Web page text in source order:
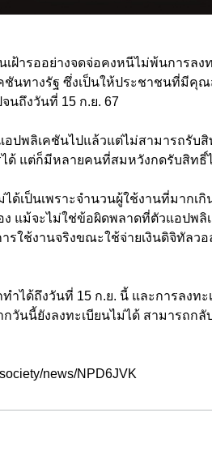
ฝ้ารออย่างจดจ่อคงหนีไม่พ้นการลง
ชันทางรัฐ ซึ่งเป็นให้ประชาชนที่มี
นถึงวันที่ 15 ก.ย. 67
ปพลิเคชันไปแล้วแต่ไม่สามารถรับ
ด้ แต่ก็มีหลายคนที่สมหวังกดรับสิทธิ์
ด้เป็นเพราะจำนวนผู้ใช้งานที่มากเ
ง แม้จะไม่ใช่ข้อผิดพลาดที่ตัวแอปพ
รใช้งานจริงขณะใช้จ่ายเงินดิจิทัลว
ำได้ถึงวันที่ 15 ก.ย. นี้ และการลงท
วันนี้ยังลงทะเบียนไม่ได้ สามารถกลั
news/NPD6JVK